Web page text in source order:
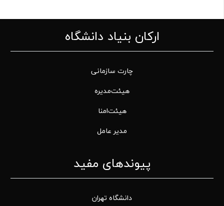
ارکان بنیاد دانشگاه
چارت سازمانی
هیئت‌مدیره
هیئت‌امنا
مدیر عامل
پیوندهای مفید
دانشگاه تهران